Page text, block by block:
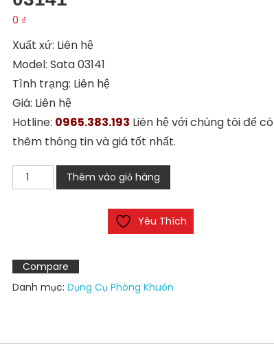
0 ₫
Xuất xứ: Liên hệ
Model: Sata 03141
Tình trạng: Liên hệ
Giá: Liên hệ
Hotline: 0965.383.193 Liên hệ với chúng tôi để có
thêm thông tin và giá tốt nhất.
tua
Sata
03141
số
Thêm vào giỏ hàng
Yêu Thích
Compare
Danh mục: Dụng Cụ Phòng Khuôn